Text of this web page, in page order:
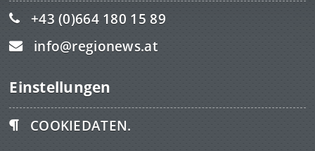
+43 (0)664 180 15 89
info@regionews.at
Einstellungen
COOKIEDATEN.